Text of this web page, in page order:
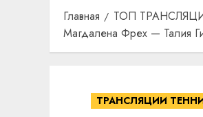
Главная ТОП
Магдалена Фрех — Талия
ТРАНСЛЯЦИИ